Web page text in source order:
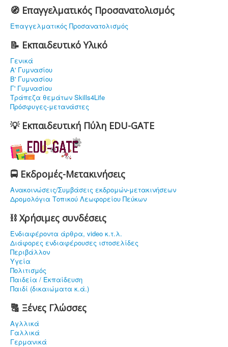
🧭 Επαγγελματικός Προσανατολισμός
Επαγγελματικός Προσανατολισμός
📝 Εκπαιδευτικό Υλικό
Γενικά
Α' Γυμνασίου
Β' Γυμνασίου
Γ' Γυμνασίου
Τράπεζα θεμάτων Skills4Life
Πρόσφυγες-μετανάστες
💡 Εκπαιδευτική Πύλη EDU-GATE
🚍 Εκδρομές-Μετακινήσεις
Ανακοινώσεις/Συμβάσεις εκδρομών-μετακινήσεων
Δρομολόγια Τοπικού Λεωφορείου Πεύκων
⛓ Χρήσιμες συνδέσεις
Ενδιαφέρoντα άρθρα, video κ.τ.λ.
Διάφορες ενδιαφέρουσες ιστοσελίδες
Περιβάλλον
Υγεία
Πολιτισμός
Παιδεία / Εκπαίδευση
Παιδί (δικαιώματα κ.ά.)
🔠 Ξένες Γλώσσες
Αγλλικά
Γαλλικά
Γερμανικά